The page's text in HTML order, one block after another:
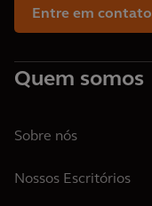
Entre em contato
Quem somos
Sobre nós
Nossos Escritórios